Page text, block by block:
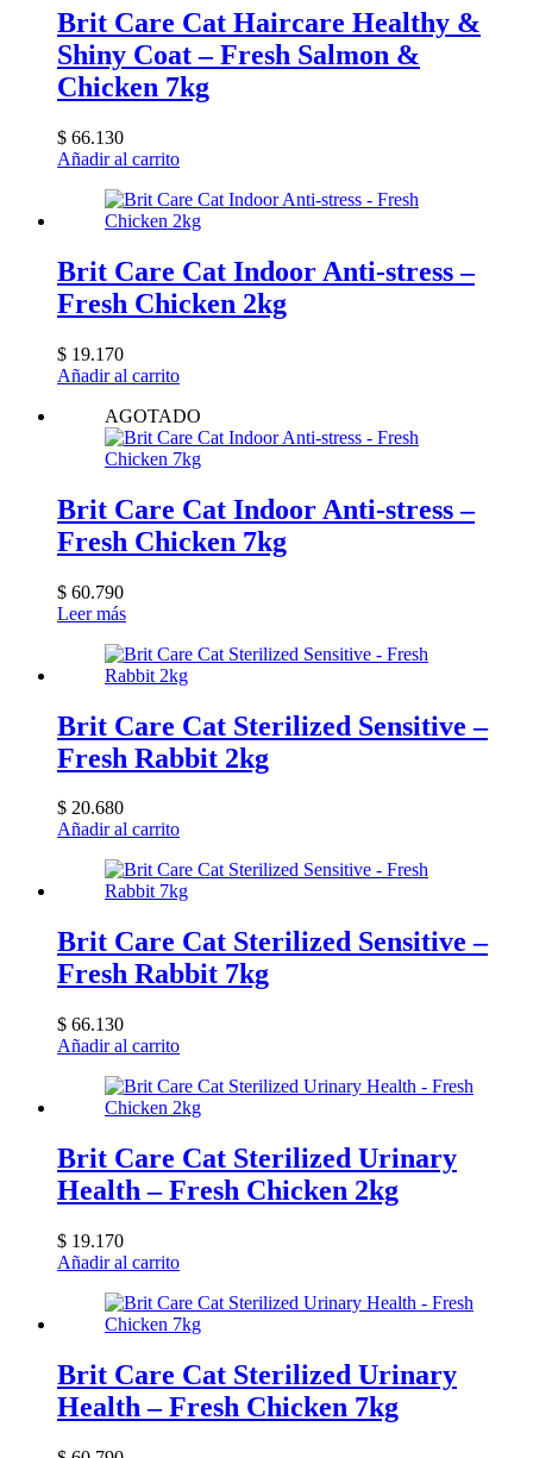
Brit Care Cat Haircare Healthy &
Shiny Coat – Fresh Salmon &
Chicken 7kg
$ 66.130
Añadir al carrito
Brit Care Cat Indoor Anti-stress –
Fresh Chicken 2kg
$ 19.170
Añadir al carrito
AGOTADO
Brit Care Cat Indoor Anti-stress –
Fresh Chicken 7kg
$ 60.790
Leer más
Brit Care Cat Sterilized Sensitive –
Fresh Rabbit 2kg
$ 20.680
Añadir al carrito
Brit Care Cat Sterilized Sensitive –
Fresh Rabbit 7kg
$ 66.130
Añadir al carrito
Brit Care Cat Sterilized Urinary
Health – Fresh Chicken 2kg
$ 19.170
Añadir al carrito
Brit Care Cat Sterilized Urinary
Health – Fresh Chicken 7kg